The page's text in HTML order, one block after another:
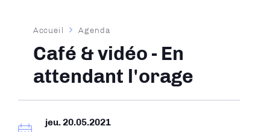
Fil
d'Ariane
Accueil Agenda
Café & vidéo - En
attendant l'orage
jeu. 20.05.2021